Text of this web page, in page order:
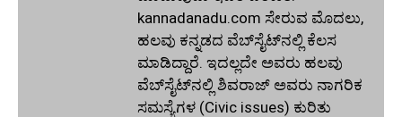
kannadanadu.com ಸೇರುವ ಮೊದಲು,
ಹಲವು ಕನ್ನಡದ ವೆಬ್‌ಸೈಟ್‌ನಲ್ಲಿ ಕೆಲಸ
ಮಾಡಿದ್ದಾರೆ. ಇದಲ್ಲದೇ ಅವರು ಹಲವು
ವೆಬ್‌ಸೈಟ್‌ನಲ್ಲಿ ಶಿವರಾಜ್ ಅವರು ನಾಗರಿಕ
ಸಮಸ್ಯೆಗಳ (Civic issues) ಕುರಿತು